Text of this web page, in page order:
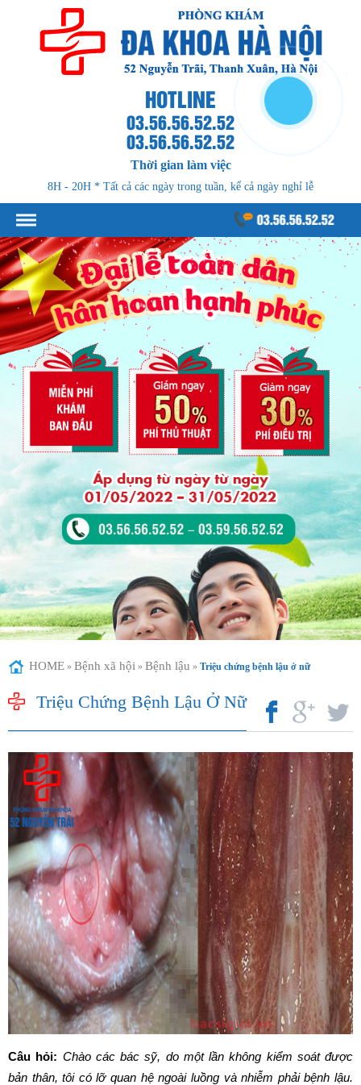
HOTLINE
03.56.56.52.52
03.56.56.52.52
Thời gian làm việc
8H - 20H * Tất cả các ngày trong tuần, kể cả ngày nghỉ lễ
03.56.56.52.52
HOME » Bệnh xã hội » Bệnh lậu » Triệu chứng bệnh lậu ở nữ
Triệu Chứng Bệnh Lậu Ở Nữ
Câu hỏi: Chào các bác sỹ, do một lần không kiểm soát được
bản thân, tôi có lỡ quan hệ ngoài luồng và nhiễm phải bệnh lậu.